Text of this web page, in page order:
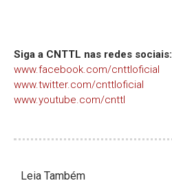
Siga a CNTTL nas redes sociais:
www.facebook.com/cnttloficial
www.twitter.com/cnttloficial
www.youtube.com/cnttl
Leia Também